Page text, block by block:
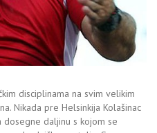
disciplinama na svim velikim
Nikada pre Helsinkija Kolašinac
daljinu s kojom se